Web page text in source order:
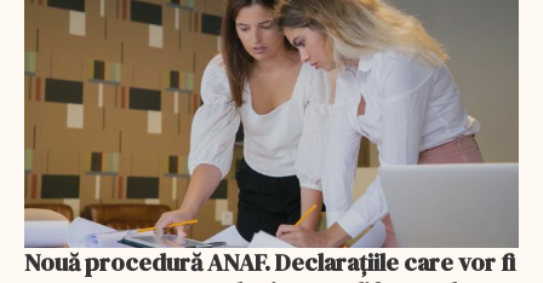
Nouă procedură ANAF. Declarațiile care vor fi